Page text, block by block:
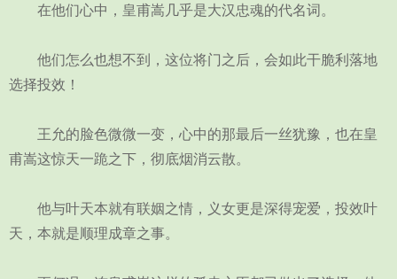
在他们心中，皇甫嵩几乎是大汉忠魂的代名词。
他们怎么也想不到，这位将门之后，会如此干脆利落地
选择投效！
王允的脸色微微一变，心中的那最后一丝犹豫，也在皇
甫嵩这惊天一跪之下，彻底烟消云散。
他与叶天本就有联姻之情，义女更是深得宠爱，投效叶
天，本就是顺理成章之事。